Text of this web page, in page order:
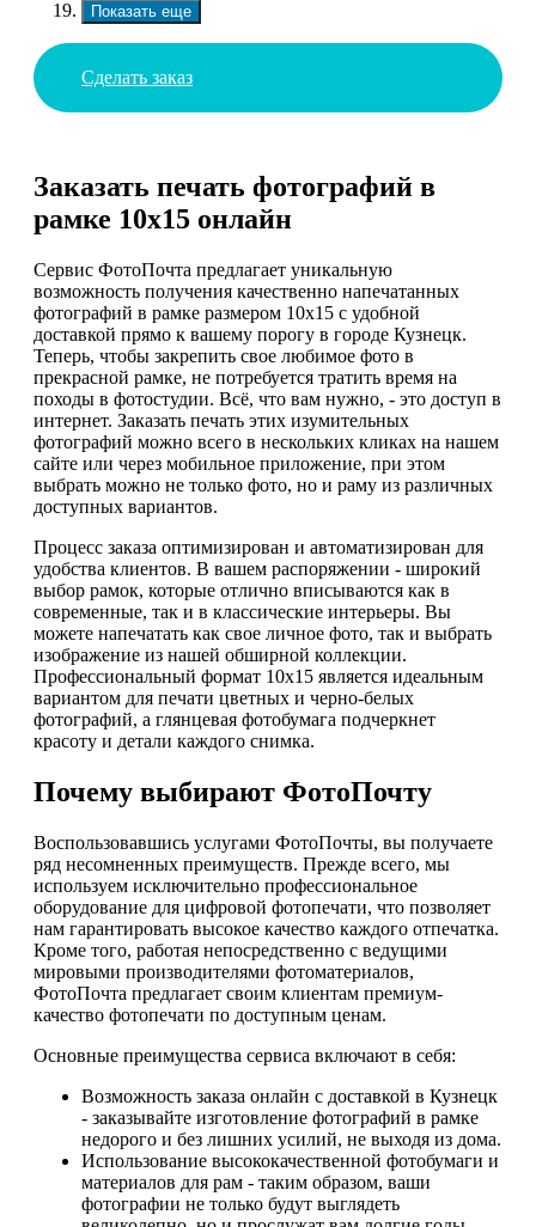
Показать еще
Сделать заказ
Заказать печать фотографий в
рамке 10х15 онлайн
Сервис ФотоПочта предлагает уникальную
возможность получения качественно напечатанных
фотографий в рамке размером 10х15 с удобной
доставкой прямо к вашему порогу в городе Кузнецк.
Теперь, чтобы закрепить свое любимое фото в
прекрасной рамке, не потребуется тратить время на
походы в фотостудии. Всё, что вам нужно, - это доступ в
интернет. Заказать печать этих изумительных
фотографий можно всего в нескольких кликах на нашем
сайте или через мобильное приложение, при этом
выбрать можно не только фото, но и раму из различных
доступных вариантов.
Процесс заказа оптимизирован и автоматизирован для
удобства клиентов. В вашем распоряжении - широкий
выбор рамок, которые отлично вписываются как в
современные, так и в классические интерьеры. Вы
можете напечатать как свое личное фото, так и выбрать
изображение из нашей обширной коллекции.
Профессиональный формат 10х15 является идеальным
вариантом для печати цветных и черно-белых
фотографий, а глянцевая фотобумага подчеркнет
красоту и детали каждого снимка.
Почему выбирают ФотоПочту
Воспользовавшись услугами ФотоПочты, вы получаете
ряд несомненных преимуществ. Прежде всего, мы
используем исключительно профессиональное
оборудование для цифровой фотопечати, что позволяет
нам гарантировать высокое качество каждого отпечатка.
Кроме того, работая непосредственно с ведущими
мировыми производителями фотоматериалов,
ФотоПочта предлагает своим клиентам премиум-
качество фотопечати по доступным ценам.
Основные преимущества сервиса включают в себя:
Возможность заказа онлайн с доставкой в Кузнецк
- заказывайте изготовление фотографий в рамке
недорого и без лишних усилий, не выходя из дома.
Использование высококачественной фотобумаги и
материалов для рам - таким образом, ваши
фотографии не только будут выглядеть